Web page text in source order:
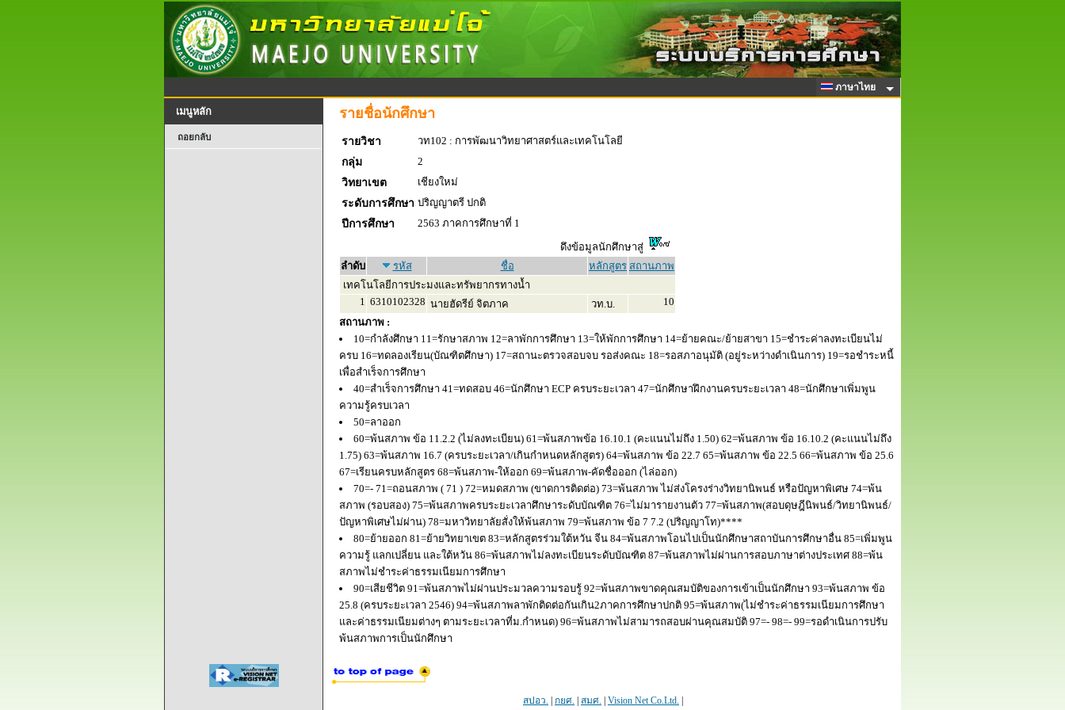
ภาษาไทย
เมนูหลัก
ถอยกลับ
รายชื่อนักศึกษา
รายวิชา
วท102 : การพัฒนาวิทยาศาสตร์และเทคโนโลยี
กลุ่ม
2
วิทยาเขต
เชียงใหม่
ระดับการศึกษา ปริญญาตรี ปกติ
ปีการศึกษา
2563 ภาคการศึกษาที่ 1
ดึงข้อมูลนักศึกษาสู่
ลำดับ
รหัส ชื่อ หลักสูตร สถานภาพ
เทคโนโลยีการประมงและทรัพยากรทางน้ำ
1 6310102328 นายฮัดรีย์ จิตภาค วท.บ.
10
สถานภาพ :
10=กำลังศึกษา 11=รักษาสภาพ 12=ลาพักการศึกษา 13=ให้พักการศึกษา 14=ย้ายคณะ/ย้ายสาขา 15=ชำระค่าลงทะเบียนไม่
ครบ 16=ทดลองเรียน(บัณฑิตศึกษา) 17=สถานะตรวจสอบจบ รอส่งคณะ 18=รอสภาอนุมัติ (อยู่ระหว่างดำเนินการ) 19=รอชำระหนี้
เพื่อสำเร็จการศึกษา
40=สำเร็จการศึกษา 41=ทดสอบ 46=นักศึกษา ECP ครบระยะเวลา 47=นักศึกษาฝึกงานครบระยะเวลา 48=นักศึกษาเพิ่มพูน
ความรู้ครบเวลา
50=ลาออก
60=พ้นสภาพ ข้อ 11.2.2 (ไม่ลงทะเบียน) 61=พ้นสภาพข้อ 16.10.1 (คะแนนไม่ถึง 1.50) 62=พ้นสภาพ ข้อ 16.10.2 (คะแนนไม่ถึง
1.75) 63=พ้นสภาพ 16.7 (ครบระยะเวลา/เกินกำหนดหลักสูตร) 64=พ้นสภาพ ข้อ 22.7 65=พ้นสภาพ ข้อ 22.5 66=พ้นสภาพ ข้อ 25.6
67=เรียนครบหลักสูตร 68=พ้นสภาพ-ให้ออก 69=พ้นสภาพ-คัดชื่อออก (ไล่ออก)
70=- 71=ถอนสภาพ ( 71 ) 72=หมดสภาพ (ขาดการติดต่อ) 73=พ้นสภาพ ไม่ส่งโครงร่างวิทยานิพนธ์ หรือปัญหาพิเศษ 74=พ้น
สภาพ (รอบสอง) 75=พ้นสภาพครบระยะเวลาศึกษาระดับบัณฑิต 76=ไม่มารายงานตัว 77=พ้นสภาพ(สอบดุษฎีนิพนธ์/วิทยานิพนธ์/
ปัญหาพิเศษไม่ผ่าน) 78=มหาวิทยาลัยสั่งให้พ้นสภาพ 79=พ้นสภาพ ข้อ 7 7.2 (ปริญญาโท)****
80=ย้ายออก 81=ย้ายวิทยาเขต 83=หลักสูตรร่วมใต้หวัน จีน 84=พ้นสภาพโอนไปเป็นนักศึกษาสถาบันการศึกษาอื่น 85=เพิ่มพูน
ความรู้ แลกเปลี่ยน และใต้หวัน 86=พ้นสภาพไม่ลงทะเบียนระดับบัณฑิต 87=พ้นสภาพไม่ผ่านการสอบภาษาต่างประเทศ 88=พ้น
สภาพไม่ชำระค่าธรรมเนียมการศึกษา
90=เสียชีวิต 91=พ้นสภาพไม่ผ่านประมวลความรอบรู้ 92=พ้นสภาพขาดคุณสมบัติของการเข้าเป็นนักศึกษา 93=พ้นสภาพ ข้อ
25.8 (ครบระยะเวลา 2546) 94=พ้นสภาพลาพักติดต่อกันเกิน2ภาคการศึกษาปกติ 95=พ้นสภาพ(ไม่ชำระค่าธรรมเนียมการศึกษา
และค่าธรรมเนียมต่างๆ ตามระยะเวลาที่ม.กำหนด) 96=พ้นสภาพไม่สามารถสอบผ่านคุณสมบัติ 97=- 98=- 99=รอดำเนินการปรับ
พ้นสภาพการเป็นนักศึกษา
สปอว. กยศ. สมศ. Vision Net Co.Ltd.